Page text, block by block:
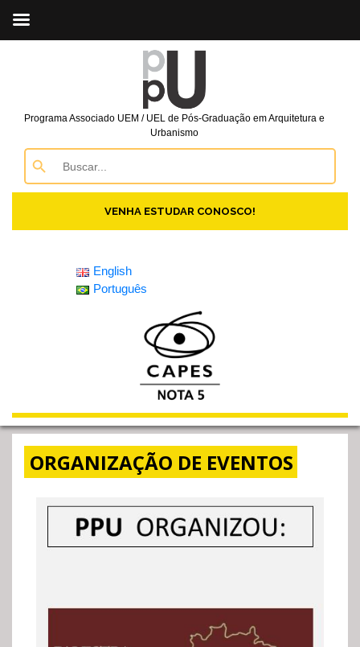
Programa Associado UEM / UEL de Pós-Graduação em Arquitetura e
Urbanismo
Search
for:
Search Button
VENHA ESTUDAR CONOSCO!
English
Português
ORGANIZAÇÃO DE EVENTOS